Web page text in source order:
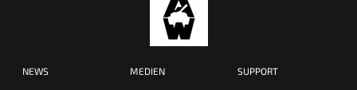
NEWS MEDIEN SUPPORT